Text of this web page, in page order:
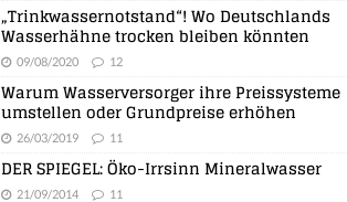
„Trinkwassernotstand“! Wo Deutschlands
Wasserhähne trocken bleiben könnten
09/08/2020 12
Warum Wasserversorger ihre Preissysteme
umstellen oder Grundpreise erhöhen
26/03/2019 11
DER SPIEGEL: Öko-Irrsinn Mineralwasser
21/09/2014 11